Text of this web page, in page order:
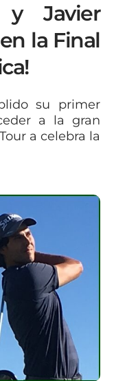
Javier
la Final
su primer
a la gran
a celebra la